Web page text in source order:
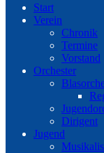
Start
Verein
Chronik
Termine
Vorstand
Orchester
Dirigent
Jugend